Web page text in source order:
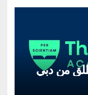
من دبي